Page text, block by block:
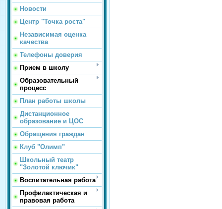
Новости
Центр "Точка роста"
Независимая оценка
качества
Телефоны доверия
Прием в школу
Образовательный
процесс
План работы школы
Дистанционное
образование и ЦОС
Обращения граждан
Клуб "Олимп"
Школьный театр
"Золотой ключик"
Воспитательная работа
Профилактическая и
правовая работа